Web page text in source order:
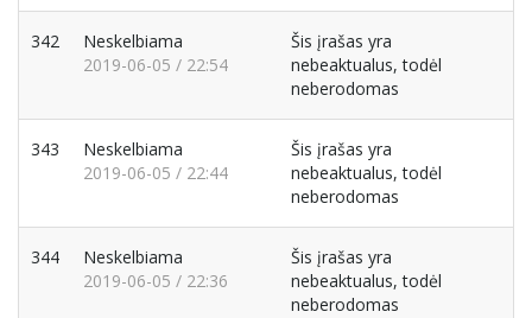
342
Neskelbiama
2019-06-05 / 22:54
Šis įrašas yra
nebeaktualus, todėl
neberodomas
343
Neskelbiama
2019-06-05 / 22:44
Šis įrašas yra
nebeaktualus, todėl
neberodomas
344
Neskelbiama
2019-06-05 / 22:36
Šis įrašas yra
nebeaktualus, todėl
neberodomas